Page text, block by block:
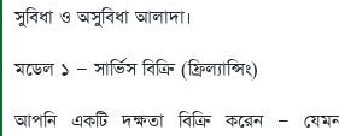
সুবিধা ও অসুবিধা আলাদা।
মডেল ১ — সার্ভিস বিক্রি (ফ্রিল্যান্সিং)
আপনি একটি দক্ষতা বিক্রি করেন —